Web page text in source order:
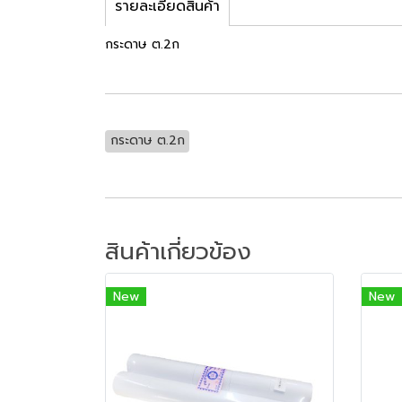
รายละเอียดสินค้า
กระดาษ ต.2ก
กระดาษ ต.2ก
สินค้าเกี่ยวข้อง
New New